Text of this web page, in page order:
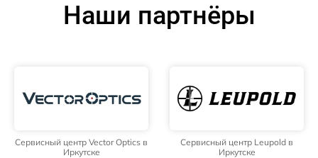
Наши партнёры
Сервисный центр Vector Optics в
Иркутске
Сервисный центр Leupold в
Иркутске